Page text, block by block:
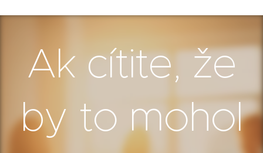
jeden z partnerov cíti väčšiu potrebu
nie je istý.
Sobotné rande je nastavené tak, aby
prichádza s menšími očakávaniami.
Nejde o tlak, hodnotenie ani
Ak cítite, že
by to mohol